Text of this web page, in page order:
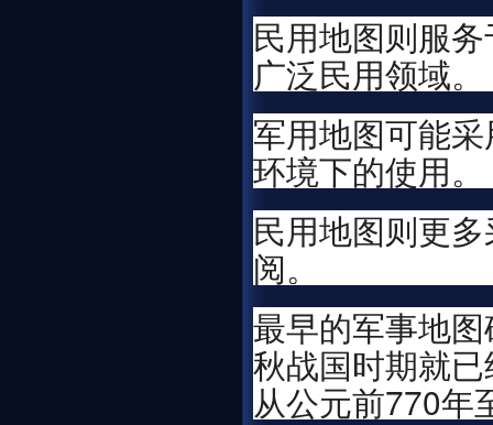
民用地图则服
广泛民用领域。
军用地图可能
环境下的使用。
民用地图则更
阅。
最早的军事地
秋战国时期就
从公元前770年